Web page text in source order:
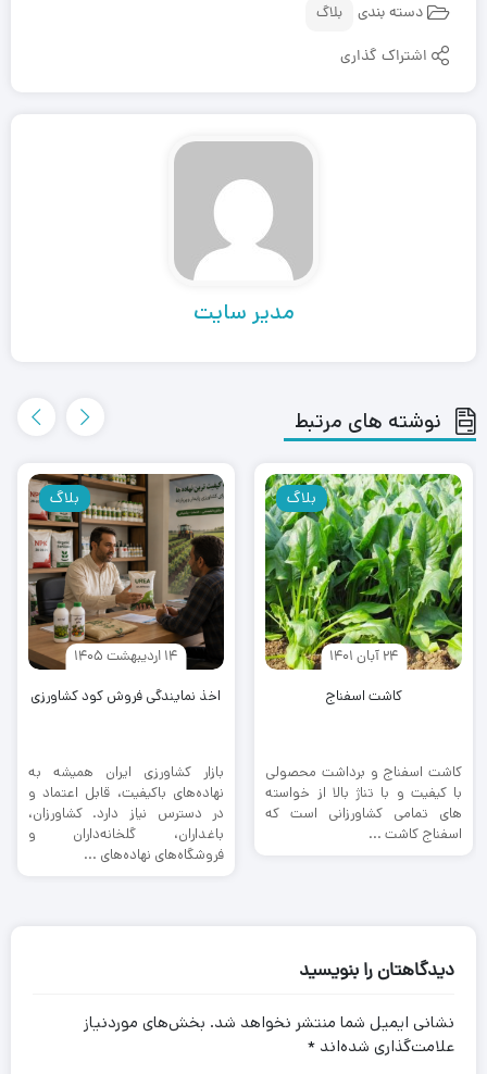
دسته بندی بلاگ
اشتراک گذاری
مدیر سایت
نوشته های مرتبط
بلاگ
24 آبان 1401
کاشت اسفناج
کاشت اسفناج و برداشت محصولی
با کیفیت و با تناژ بالا از خواسته
های تمامی کشاورزانی است که
اسفناج کاشت ...
بلاگ
14 اردیبهشت 1405
اخذ نمایندگی فروش کود کشاورزی
بازار کشاورزی ایران همیشه به
نهاده‌های باکیفیت، قابل اعتماد و
در دسترس نیاز دارد. کشاورزان،
باغداران، گلخانه‌داران و
فروشگاه‌های نهاده‌های ...
دیدگاهتان را بنویسید
نشانی ایمیل شما منتشر نخواهد شد. بخش‌های موردنیاز
علامت‌گذاری شده‌اند *